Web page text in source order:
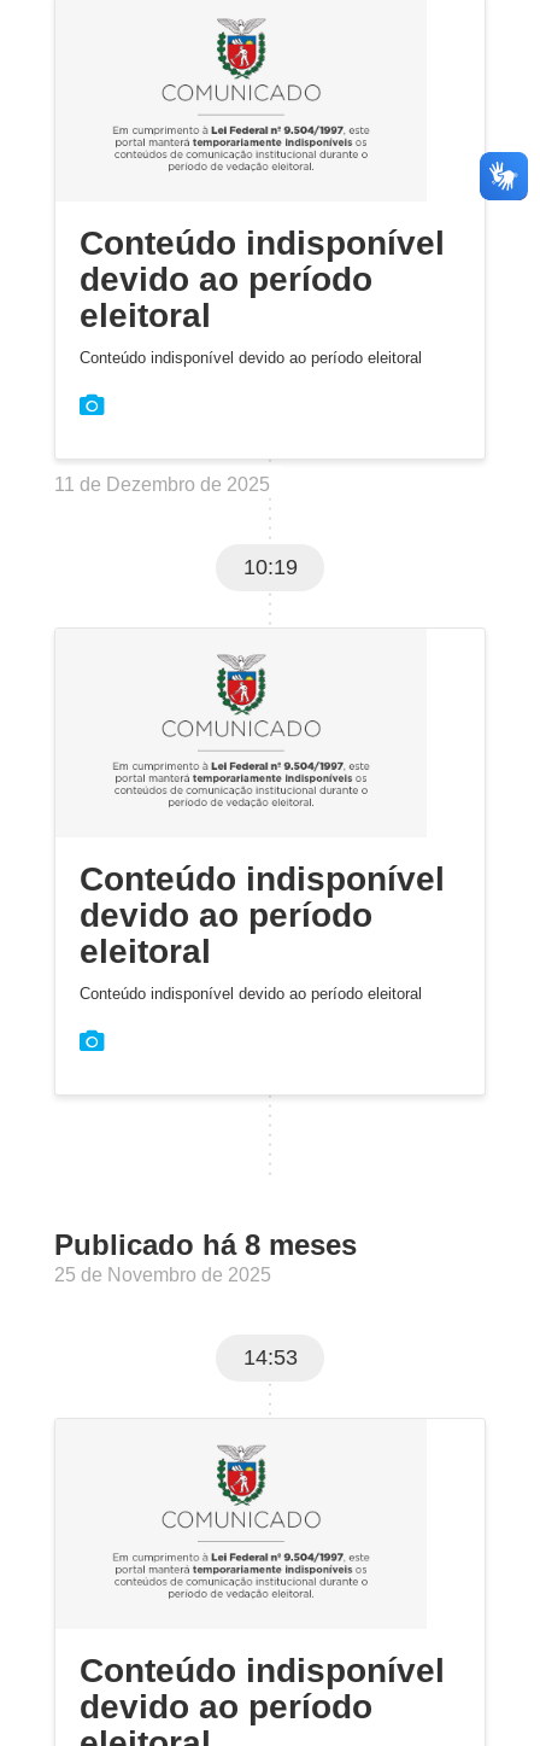
Conteúdo indisponível
devido ao período
eleitoral
Conteúdo indisponível devido ao período eleitoral
11 de Dezembro de 2025
10:19
Conteúdo indisponível
devido ao período
eleitoral
Conteúdo indisponível devido ao período eleitoral
Publicado há 8 meses
25 de Novembro de 2025
14:53
Conteúdo indisponível
devido ao período